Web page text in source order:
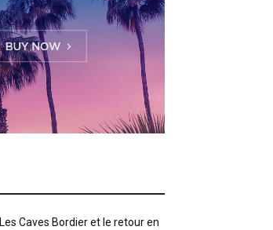
Les Caves Bordier et le retour en